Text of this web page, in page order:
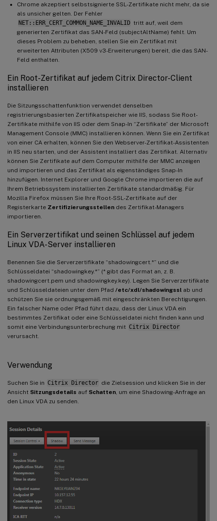
Chrome akzeptiert selbstsignierte SSL-Zertifikate nicht mehr, da sie
als unsicher gelten. Der Fehler
NET::ERR_CERT_COMMON_NAME_INVALID tritt auf, weil dem
generierten Zertifikat das SAN-Feld (subjectAltName) fehlt. Um
dieses Problem zu beheben, stellen Sie ein Zertifikat mit
erweiterten Attributen (X509 v3-Erweiterungen) bereit, die das SAN-
Feld enthalten.
Ein Root-Zertifikat auf jedem Citrix Director-Client
installieren
Die Sitzungsschattenfunktion verwendet denselben
registrierungsbasierten Zertifikatspeicher wie IIS, sodass Sie Root-
Zertifikate mithilfe von IIS oder dem Snap-In “Zertifikate” der Microsoft
Management Console (MMC) installieren können. Wenn Sie ein Zertifikat
von einer CA erhalten, können Sie den Webserver-Zertifikat-Assistenten
in IIS neu starten, und der Assistent installiert das Zertifikat. Alternativ
können Sie Zertifikate auf dem Computer mithilfe der MMC anzeigen
und importieren und das Zertifikat als eigenständiges Snap-In
hinzufügen. Internet Explorer und Google Chrome importieren die auf
Ihrem Betriebssystem installierten Zertifikate standardmäßig. Für
Mozilla Firefox müssen Sie Ihre Root-SSL-Zertifikate auf der
Registerkarte Zertifizierungsstellen des Zertifikat-Managers
importieren.
Ein Serverzertifikat und seinen Schlüssel auf jedem
Linux VDA-Server installieren
Benennen Sie die Serverzertifikate “shadowingcert.*” und die
Schlüsseldatei “shadowingkey.*” (* gibt das Format an, z. B.
shadowingcert.pem und shadowingkey.key). Legen Sie Serverzertifikate
und Schlüsseldateien unter dem Pfad /etc/xdl/shadowingssl ab und
schützen Sie sie ordnungsgemäß mit eingeschränkten Berechtigungen.
Ein falscher Name oder Pfad führt dazu, dass der Linux VDA ein
bestimmtes Zertifikat oder eine Schlüsseldatei nicht finden kann und
somit eine Verbindungsunterbrechung mit Citrix Director
verursacht.
Verwendung
Suchen Sie in Citrix Director die Zielsession und klicken Sie in der
Ansicht Sitzungsdetails auf Schatten , um eine Shadowing-Anfrage an
den Linux VDA zu senden.